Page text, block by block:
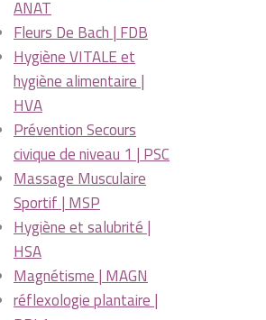
ANAT
Fleurs De Bach | FDB
Hygiène VITALE et
hygiène alimentaire |
HVA
Prévention Secours
civique de niveau 1 | PSC
Massage Musculaire
Sportif | MSP
Hygiène et salubrité |
HSA
Magnétisme | MAGN
réflexologie plantaire |